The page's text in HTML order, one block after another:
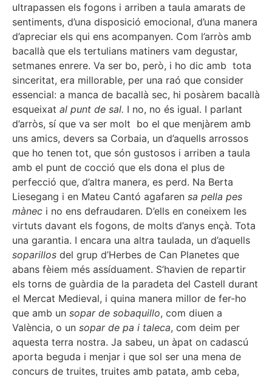
ultrapassen els fogons i arriben a taula amarats de
sentiments, d’una disposició emocional, d’una manera
d’apreciar els qui ens acompanyen. Com l’arròs amb
bacallà que els tertulians matiners vam degustar,
setmanes enrere. Va ser bo, però, i ho dic amb tota
sinceritat, era millorable, per una raó que consider
essencial: a manca de bacallà sec, hi posàrem bacallà
esqueixat al punt de sal. I no, no és igual. I parlant
d’arròs, sí que va ser molt bo el que menjàrem amb
uns amics, devers sa Corbaia, un d’aquells arrossos
que ho tenen tot, que són gustosos i arriben a taula
amb el punt de cocció que els dona el plus de
perfecció que, d’altra manera, es perd. Na Berta
Liesegang i en Mateu Cantó agafaren sa pella pes
mànec i no ens defraudaren. D’ells en coneixem les
virtuts davant els fogons, de molts d’anys ençà. Tota
una garantia. I encara una altra taulada, un d’aquells
soparillos del grup d’Herbes de Can Planetes que
abans fèiem més assíduament. S’havien de repartir
els torns de guàrdia de la paradeta del Castell durant
el Mercat Medieval, i quina manera millor de fer-ho
que amb un sopar de sobaquillo, com diuen a
València, o un sopar de pa i taleca, com deim per
aquesta terra nostra. Ja sabeu, un àpat on cadascú
aporta beguda i menjar i que sol ser una mena de
concurs de truites, truites amb patata, amb ceba,